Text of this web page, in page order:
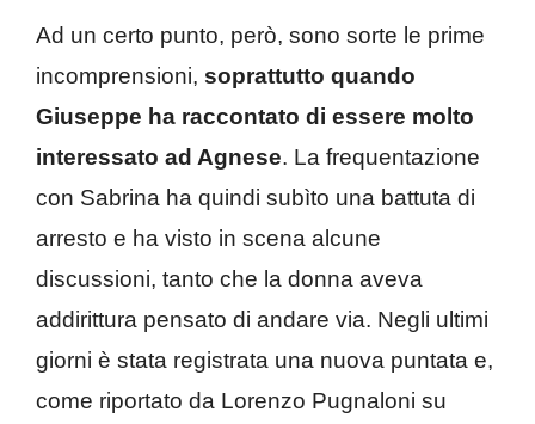
Ad un certo punto, però, sono sorte le prime
incomprensioni, soprattutto quando
Giuseppe ha raccontato di essere molto
interessato ad Agnese. La frequentazione
con Sabrina ha quindi subìto una battuta di
arresto e ha visto in scena alcune
discussioni, tanto che la donna aveva
addirittura pensato di andare via. Negli ultimi
giorni è stata registrata una nuova puntata e,
come riportato da Lorenzo Pugnaloni su